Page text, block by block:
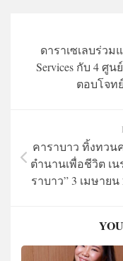
ดาราเซเลบร่ว
Services กับ 4 ศู
ตอบโจท
คาราบาว ทิ้งทวน
ตำนานเพื่อชีวิต เ
ราบาว” 3 เมษาย